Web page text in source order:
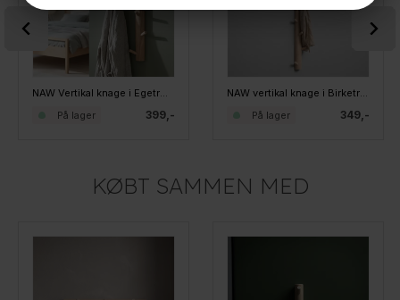
NAW Vertikal knage i Egetræ - KARIN, 6 knager
399,-
På lager
NAW vertikal knage i Birketræ - BODIL, 9 Knager
349,-
På lager
KØBT SAMMEN MED